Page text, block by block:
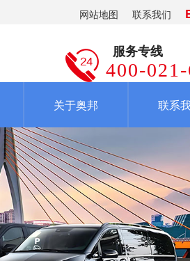
网站地图 联系我们
服务专线
400-
关于奥邦 联系